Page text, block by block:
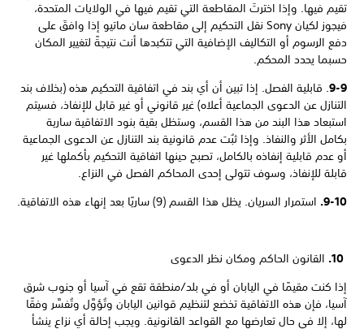
تقيم فيها. وإذا اخترتَ المقاطعة التي تقيم فيها في الولايات المتحدة،
فيجوز لكيان Sony نقل التحكيم إلى مقاطعة سان ماتيو إذا وافقَ على
دفع الرسوم أو التكاليف الإضافية التي تتكبدها أنت نتيجةً لتغيير المكان
حسبما يحدد المحكم.
9-9. قابلية الفصل. إذا تبين أن أي بند في اتفاقية التحكيم هذه (بخلاف بند
التنازل عن الدعوى الجماعية أعلاه) غير قانوني أو غير قابل للإنفاذ، فسيتم
استبعاد هذا البند من هذا القسم، وستظل بقية بنود الاتفاقية سارية
بكامل الأثر والنفاذ. وإذا ثبُت عدم قانونية بند التنازل عن الدعوى الجماعية
أو عدم قابلية إنفاذه بالكامل، تصبح حينها اتفاقية التحكيم بأكملها غير
قابلة للإنفاذ، وسوف تتولى إحدى المحاكم الفصل في النزاع.
9-10. استمرار السريان. يظل هذا القسم (9) ساريًا بعد إنهاء هذه الاتفاقية.
10. القانون الحاكم ومكان نظر الدعوى
إذا كنت مقيمًا في اليابان أو في بلد/منطقة تقع في آسيا أو جنوب شرق
آسيا، فإن هذه الاتفاقية تخضع لتنظيم قوانين اليابان وتُؤوَّل وتُفسَّر وفقًا
لها، إلا في حال تعارضها مع القواعد القانونية. ويجب إحالة أي نزاع ينشأ